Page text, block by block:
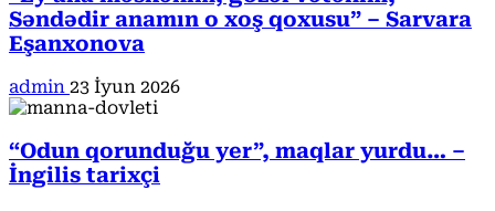
Səndədir anamın o xoş qoxusu” – Sarvara
Eşanxonova
admin 23 İyun 2026
“Odun qorunduğu yer”, maqlar yurdu… –
İngilis tarixçi